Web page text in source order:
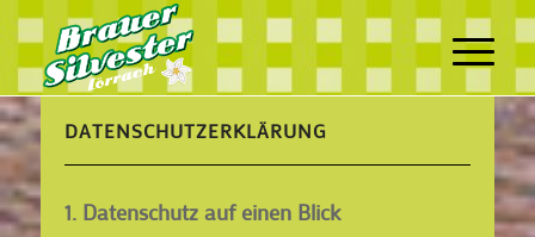
DATENSCHUTZERKLÄRUNG
1. Datenschutz auf einen Blick